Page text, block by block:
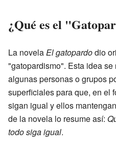
¿Qué es el
La novelaEl gatopardodio
"gatopardismo". Esta idea
algunas personas o grupos
superficiales para que, en el
sigan igual y ellos
de la novela lo resume así:
todo siga igual.